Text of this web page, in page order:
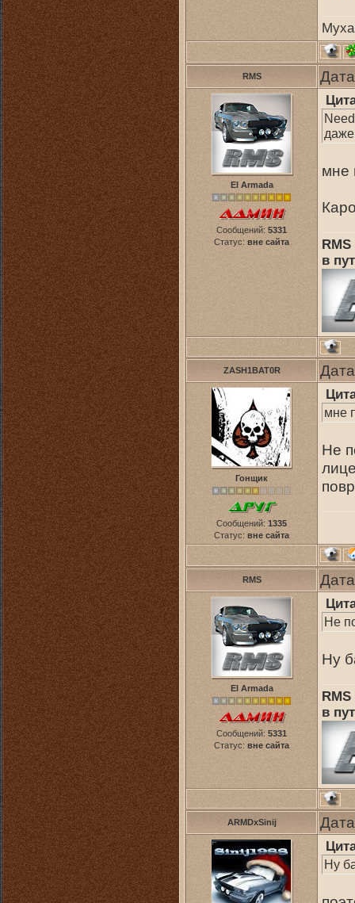
RMS
El Armada
Сообщений: 5331
Статус: вне сайта
даже
мне
в
ZASH1BAT0R
Гонщик
Сообщений: 1335
Статус: вне сайта
мне
Не
RMS
El Armada
Сообщений: 5331
Статус: вне сайта
Не
Ну
в
ARMDxSinij
Ну